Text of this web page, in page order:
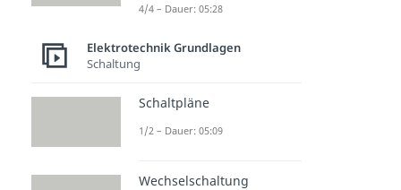
4/4 – Dauer: 05:28
Elektrotechnik Grundlagen
Schaltung
Schaltpläne
1/2 – Dauer: 05:09
Wechselschaltung